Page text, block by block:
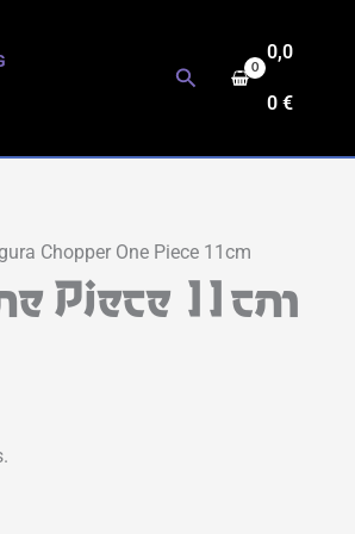
Buscar
0,0
0€
Chopper One Piece 11cm
Piece 11cm